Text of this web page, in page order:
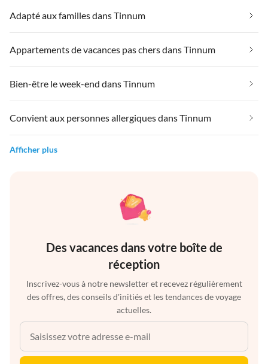
Adapté aux familles dans Tinnum
Appartements de vacances pas chers dans Tinnum
Bien-être le week-end dans Tinnum
Convient aux personnes allergiques dans Tinnum
Afficher plus
Des vacances dans votre boîte de
réception
Inscrivez-vous à notre newsletter et recevez régulièrement
des offres, des conseils d'initiés et les tendances de voyage
actuelles.